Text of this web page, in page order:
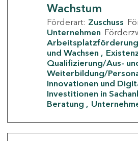
Wachstum
Förderart: Zuschuss
Unternehmen
Arbeitsplatzförderung
und Wachsen
Qualifizierung/Aus-
Weiterbildung/
Innovationen und
Investitionen in
Beratung